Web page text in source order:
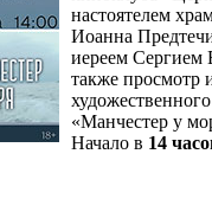
настоятелем
Иоанна
иереем Сергием
также просмотр
«Манчестер у
Начало в 14